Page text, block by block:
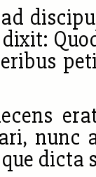
nunc
dicta